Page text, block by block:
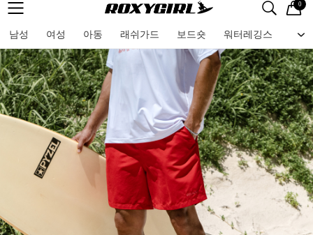
메뉴 검색
로고 0
남성 여성 아동 래쉬가드 보드숏 워터레깅스 비
메뉴